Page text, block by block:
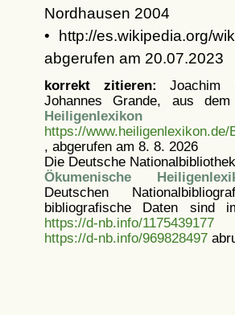
Nordhausen 2004
• http://es.wikipedia.org/
abgerufen am 20.07.2023
korrekt zitieren: Joachim
Johannes Grande, aus dem
Heiligenlexikon
https://
, abgerufen am 8. 8. 2026
Die Deutsche
Ökumenische
Deutschen
bibliografische Daten sind
https://d-nb.info/1175439177
https://d-nb.info/969828497